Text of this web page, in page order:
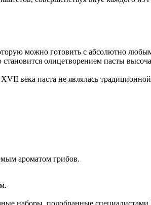
можно готовить с абсолютно
олицетворением пасты
века паста не являлась
ароматом грибов.
наборы, подобранные